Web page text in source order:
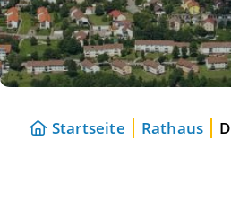
Startseite Rathaus